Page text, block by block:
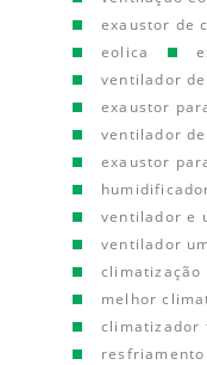
exaustor de
eolica
ventilador
exaustor
ventilador
exaustor
ventilador e
ventilador
climatização
melhor
climatizador